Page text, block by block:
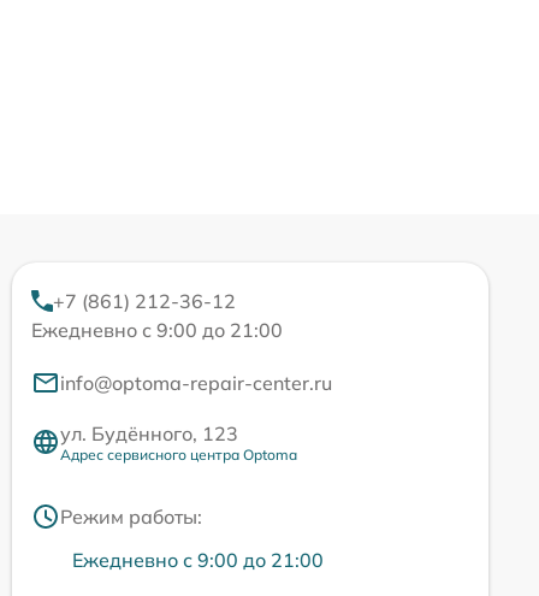
+7 (861) 212-36-12
Ежедневно с 9:00 до 21:00
info@optoma-repair-center.ru
ул. Будённого, 123
Адрес сервисного центра Optoma
Режим работы:
Ежедневно с 9:00 до 21:00